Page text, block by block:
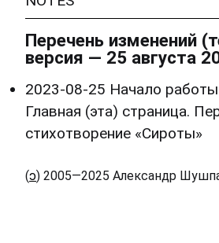
Перечень изменений
версия — 25 августа
2023-08-25 Начало
Главная (эта) страница.
стихотворение «Сироты»
(ɔ) 2005—2025 Александр